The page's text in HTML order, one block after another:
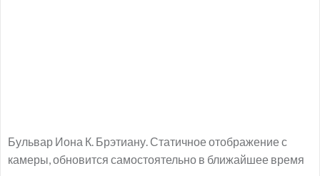
Бульвар Иона К. Брэтиану. Статичное отображение с
камеры, обновится самостоятельно в ближайшее время